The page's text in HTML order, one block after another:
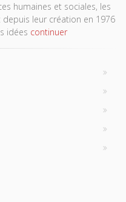
humaines et sociales, les
depuis leur création en 1976
idées continuer